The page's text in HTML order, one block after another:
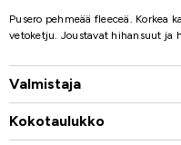
Pusero pehmeää fleeceä. Korkea
vetoketju. Joustavat hihansuut ja
Valmistaja
Kokotaulukko